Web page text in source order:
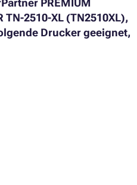
PREMIUM
2510-XL (TN2510XL),
Drucker geeignet,